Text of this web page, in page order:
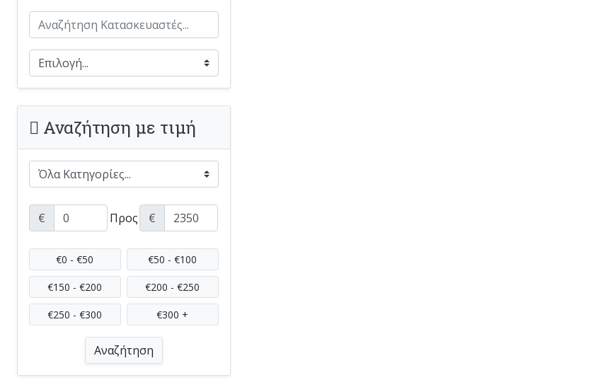
Αναζήτηση με τιμή
€ Προς €
€0 - €50 €50 - €100
€150 - €200 €200 - €250
€250 - €300 €300 +
Αναζήτηση